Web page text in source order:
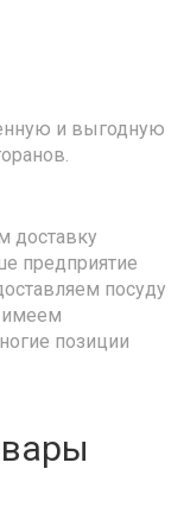
и выгодную
доставку
предприятие
посуду
имеем
позиции